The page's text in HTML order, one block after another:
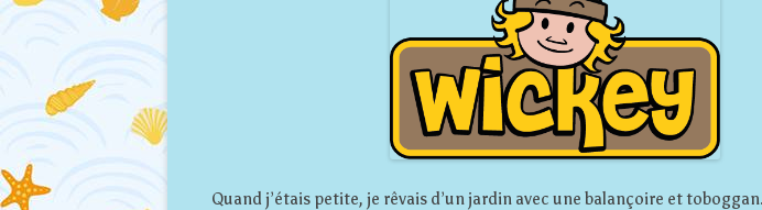
Quand j’étais petite, je rêvais d’un jardin avec une balançoire et